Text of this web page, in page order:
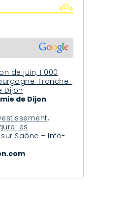
de juin, 1 000
Franche-
Dijon
de Dijon
les
Saône – Info-